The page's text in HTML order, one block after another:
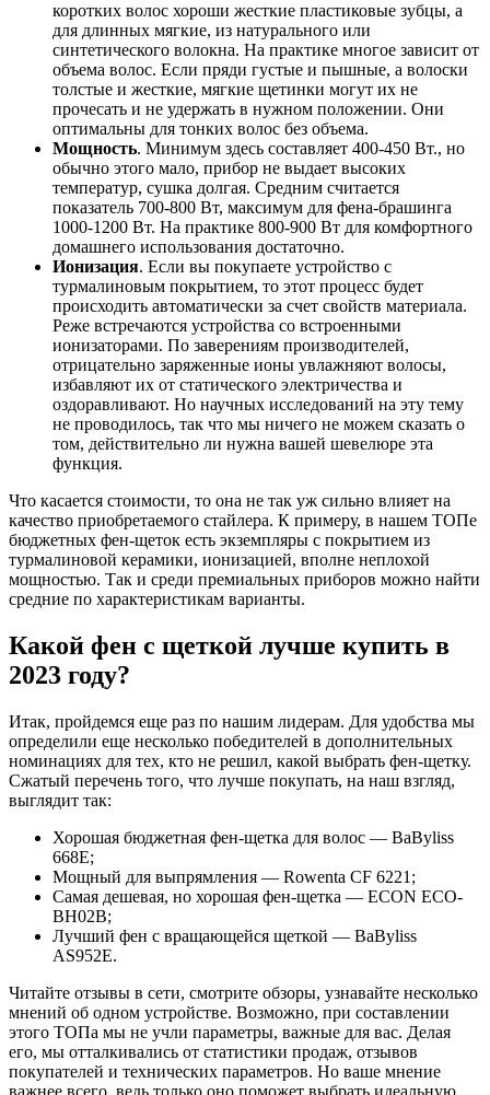
коротких волос хороши жесткие пластиковые зубцы, а
для длинных мягкие, из натурального или
синтетического волокна. На практике многое зависит от
объема волос. Если пряди густые и пышные, а волоски
толстые и жесткие, мягкие щетинки могут их не
прочесать и не удержать в нужном положении. Они
оптимальны для тонких волос без объема.
Мощность. Минимум здесь составляет 400-450 Вт., но
обычно этого мало, прибор не выдает высоких
температур, сушка долгая. Средним считается
показатель 700-800 Вт, максимум для фена-брашинга
1000-1200 Вт. На практике 800-900 Вт для комфортного
домашнего использования достаточно.
Ионизация. Если вы покупаете устройство с
турмалиновым покрытием, то этот процесс будет
происходить автоматически за счет свойств материала.
Реже встречаются устройства со встроенными
ионизаторами. По заверениям производителей,
отрицательно заряженные ионы увлажняют волосы,
избавляют их от статического электричества и
оздоравливают. Но научных исследований на эту тему
не проводилось, так что мы ничего не можем сказать о
том, действительно ли нужна вашей шевелюре эта
функция.
Что касается стоимости, то она не так уж сильно влияет на
качество приобретаемого стайлера. К примеру, в нашем ТОПе
бюджетных фен-щеток есть экземпляры с покрытием из
турмалиновой керамики, ионизацией, вполне неплохой
мощностью. Так и среди премиальных приборов можно найти
средние по характеристикам варианты.
Какой фен с щеткой лучше купить в
2023 году?
Итак, пройдемся еще раз по нашим лидерам. Для удобства мы
определили еще несколько победителей в дополнительных
номинациях для тех, кто не решил, какой выбрать фен-щетку.
Сжатый перечень того, что лучше покупать, на наш взгляд,
выглядит так:
Хорошая бюджетная фен-щетка для волос — BaByliss
668E;
Мощный для выпрямления — Rowenta CF 6221;
Самая дешевая, но хорошая фен-щетка — ECON ECO-
BH02B;
Лучший фен с вращающейся щеткой — BaByliss
AS952E.
Читайте отзывы в сети, смотрите обзоры, узнавайте несколько
мнений об одном устройстве. Возможно, при составлении
этого ТОПа мы не учли параметры, важные для вас. Делая
его, мы отталкивались от статистики продаж, отзывов
покупателей и технических параметров. Но ваше мнение